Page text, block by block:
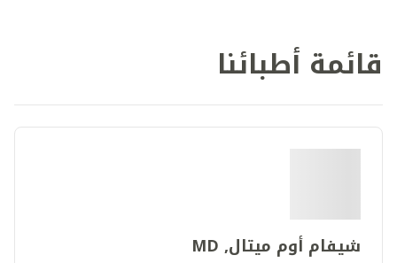
قائمة أطبائنا
شيفام أوم ميتال, MD